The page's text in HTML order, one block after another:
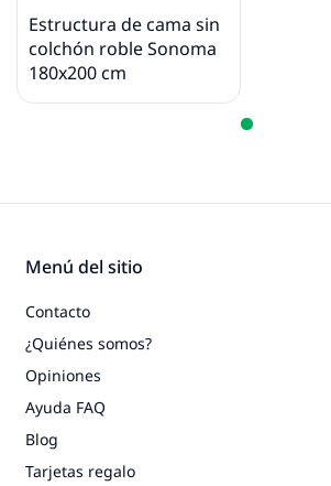
Estructura de cama sin
colchón roble Sonoma
180x200 cm
Menú del sitio
Contacto
¿Quiénes somos?
Opiniones
Ayuda FAQ
Blog
Tarjetas regalo